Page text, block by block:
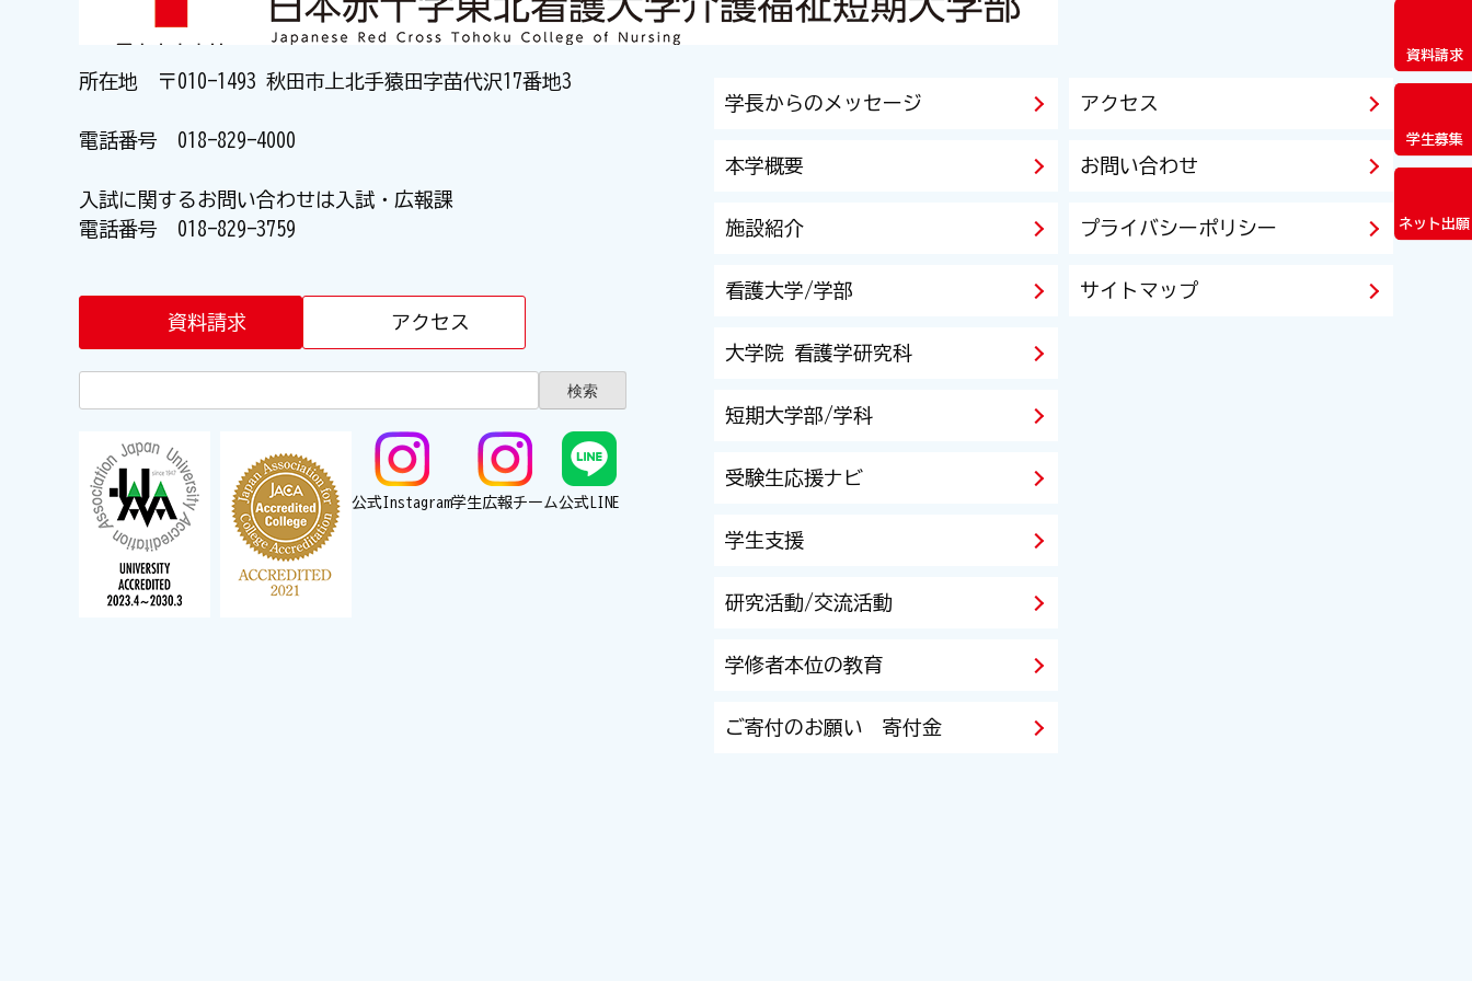
資料請求
学生募集
ネット出願
所在地 〒010-1493 秋田市上北手猿田字苗代沢17番地3
電話番号 018-829-4000
入試に関するお問い合わせは入試・広報課
電話番号 018-829-3759
資料請求 アクセス
公式Instagram学生広報チーム公式LINE
学長からのメッセージ
本学概要
施設紹介
看護大学/学部
大学院 看護学研究科
短期大学部/学科
受験生応援ナビ
学生支援
研究活動/交流活動
学修者本位の教育
ご寄付のお願い 寄付金
アクセス
お問い合わせ
プライバシーポリシー
サイトマップ